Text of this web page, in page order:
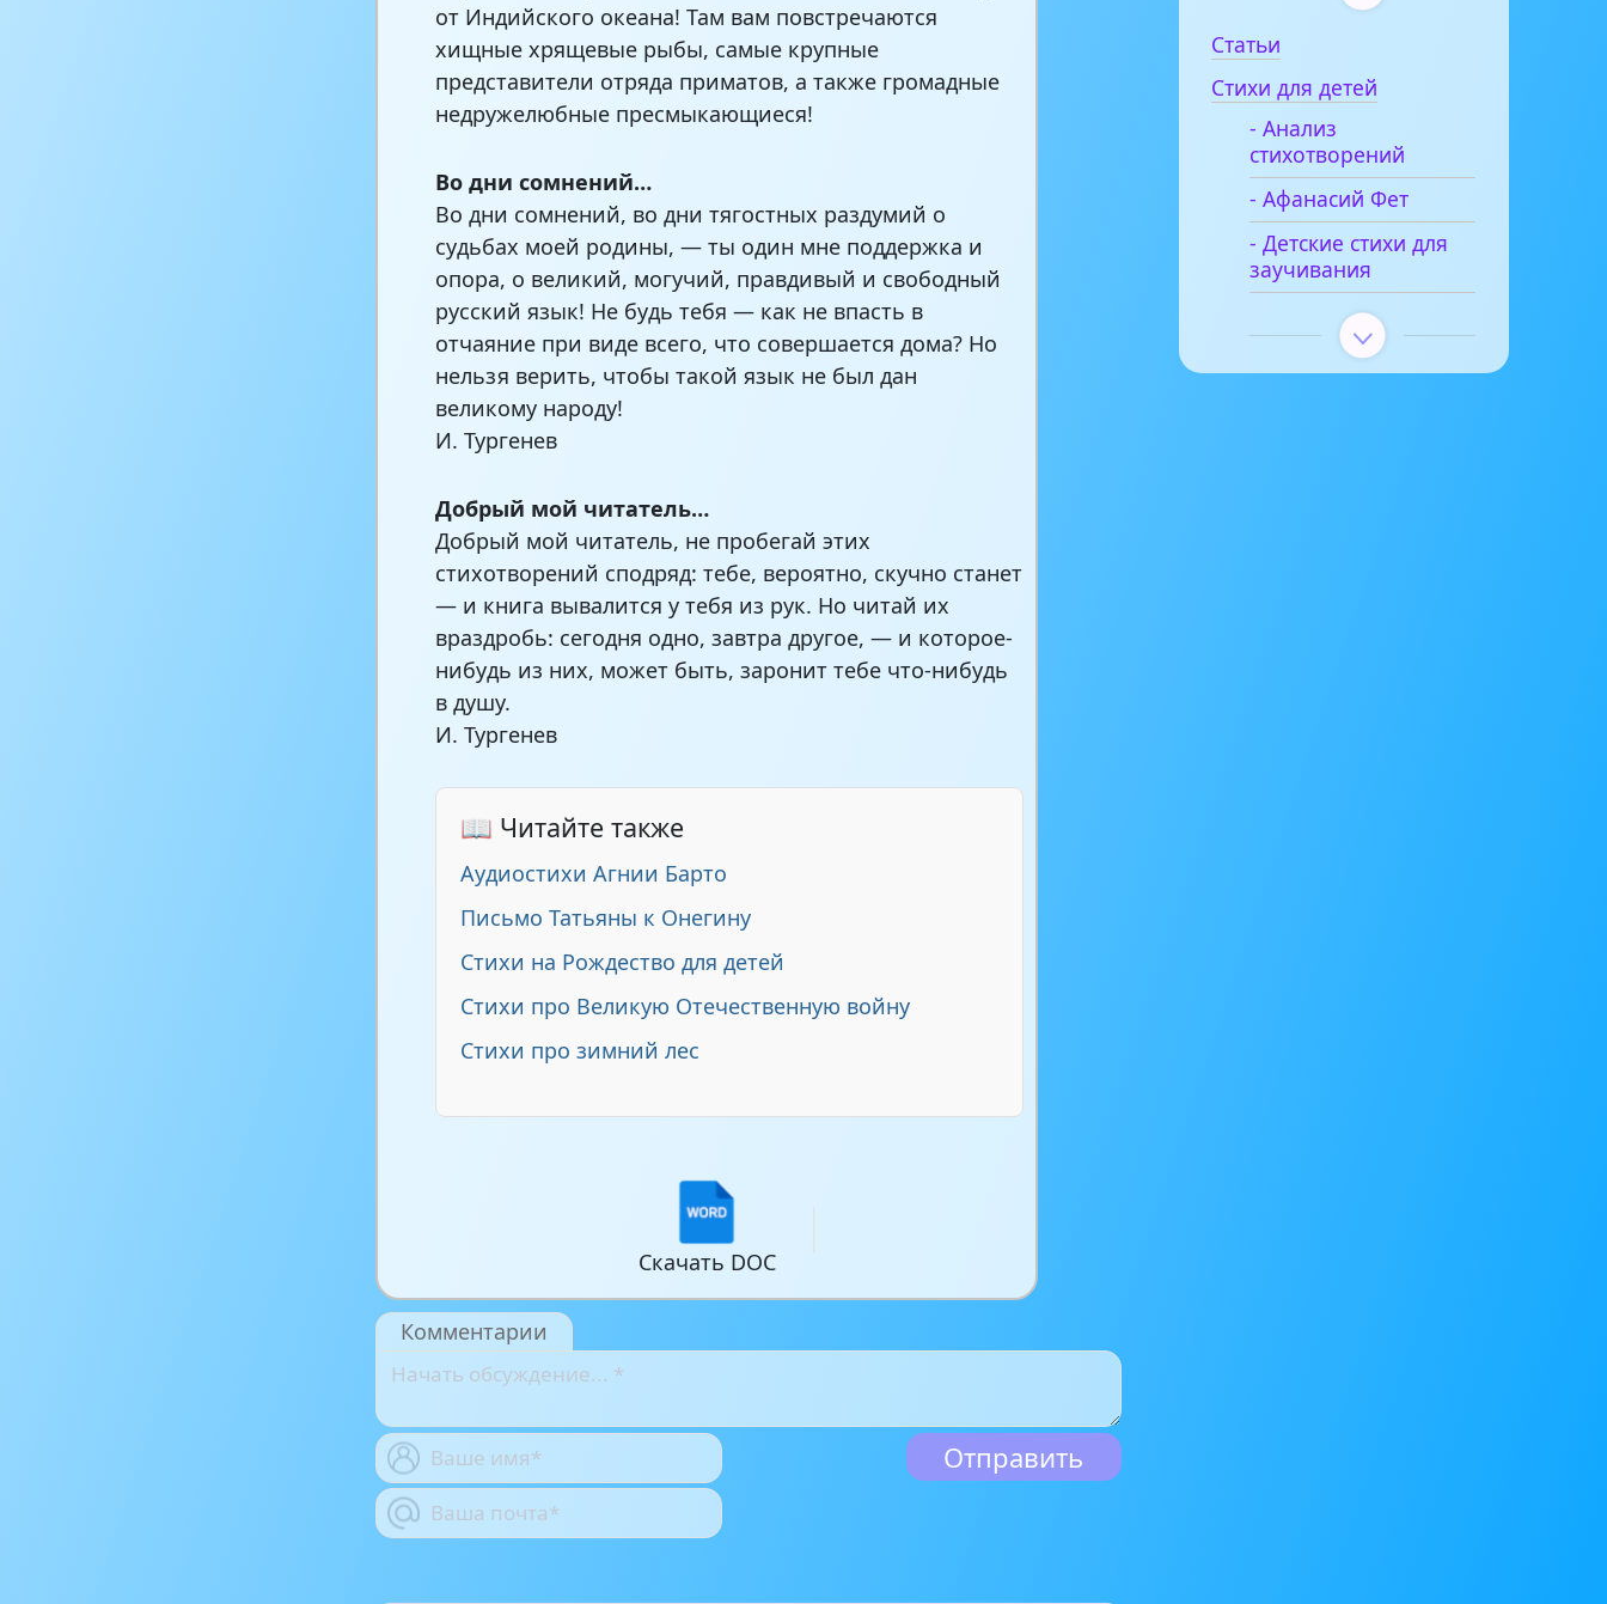
от Индийского океана! Там вам повстречаются
хищные хрящевые рыбы, самые крупные
представители отряда приматов, а также громадные
недружелюбные пресмыкающиеся!
Во дни сомнений…
Во дни сомнений, во дни тягостных раздумий о
судьбах моей родины, — ты один мне поддержка и
опора, о великий, могучий, правдивый и свободный
русский язык! Не будь тебя — как не впасть в
отчаяние при виде всего, что совершается дома? Но
нельзя верить, чтобы такой язык не был дан
великому народу!
И. Тургенев
Добрый мой читатель…
Добрый мой читатель, не пробегай этих
стихотворений сподряд: тебе, вероятно, скучно станет
— и книга вывалится у тебя из рук. Но читай их
враздробь: сегодня одно, завтра другое, — и которое-
нибудь из них, может быть, заронит тебе что-нибудь
в душу.
И. Тургенев
📖 Читайте также
Аудиостихи Агнии Барто
Письмо Татьяны к Онегину
Стихи на Рождество для детей
Стихи про Великую Отечественную войну
Стихи про зимний лес
Скачать DOC
Комментарии
Статьи
Стихи для детей
- Анализ
стихотворений
- Афанасий Фет
- Детские стихи для
заучивания